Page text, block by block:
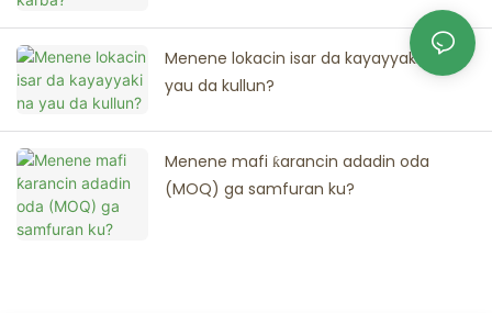
Menene lokacin isar da kayayyaki na
yau da kullun?
Menene mafi ƙarancin adadin oda
(MOQ) ga samfuran ku?